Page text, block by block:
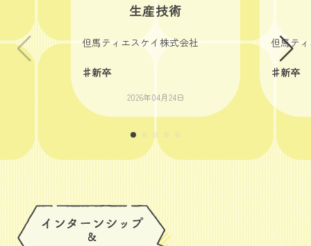
生産技術
但馬ティエスケイ株式会社
♯新卒
2026年04月24日
但馬テ
♯新卒